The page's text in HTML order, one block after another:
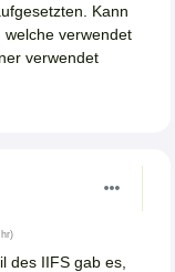
Kann
verwendet
verwendet
des IIFS gab es,